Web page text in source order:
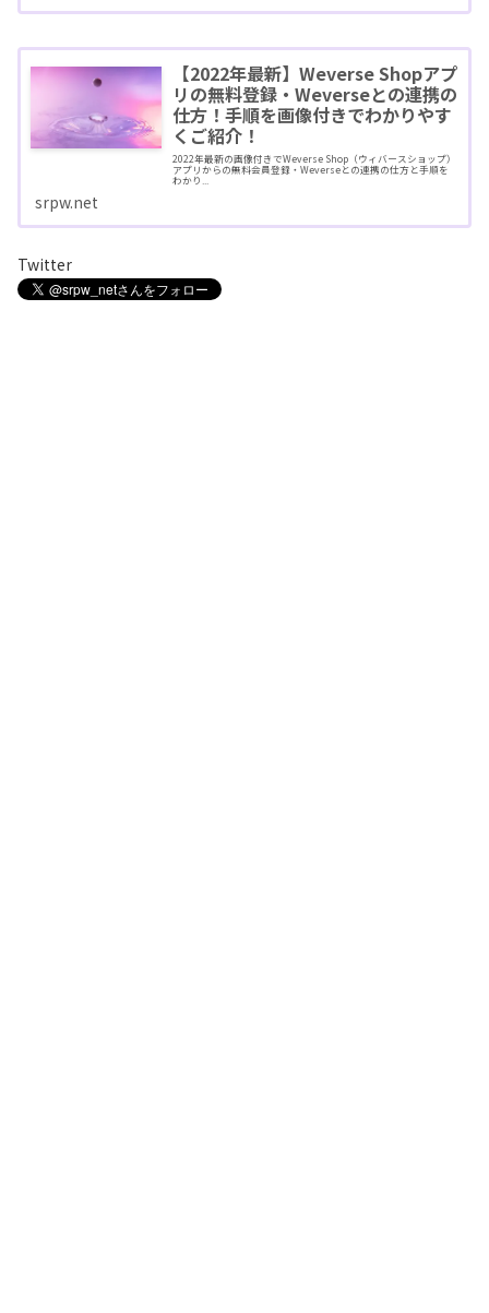
【2022年最新】Weverse Shopアプ
リの無料登録・Weverseとの連携の
仕方！手順を画像付きでわかりやす
くご紹介！
2022年最新の画像付きでWeverse Shop（ウィバースショップ）
アプリからの無料会員登録・Weverseとの連携の仕方と手順を
わかり...
srpw.net
Twitter